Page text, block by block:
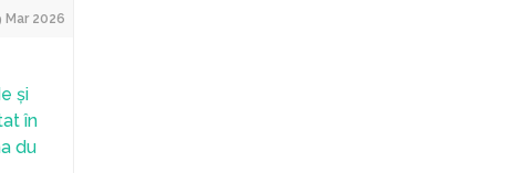
Mar 2026
și
în
du